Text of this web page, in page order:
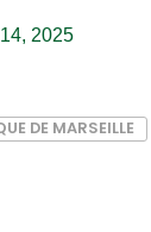
2025
DE MARSEILLE